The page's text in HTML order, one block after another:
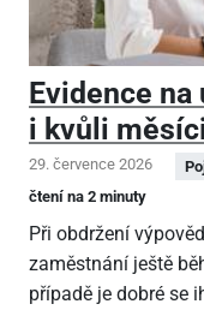
Evidence
i kvůli
29. července 2026
čtení na 2 minuty
Při obdržení
zaměstnání ještě
případě je dobré se